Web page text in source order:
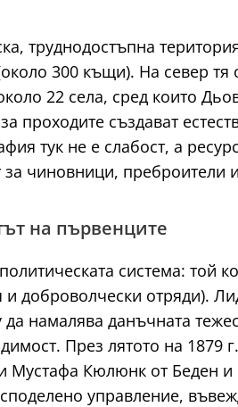
труднодостъпна
300 къщи). На север
22 села, сред които
проходите създават
тук не е слабост, а
чиновници, преброители
на първенците
система: той
отряди).
намалява данъчната
През лятото на 1879
Мустафа Кюлюнк от
управление,